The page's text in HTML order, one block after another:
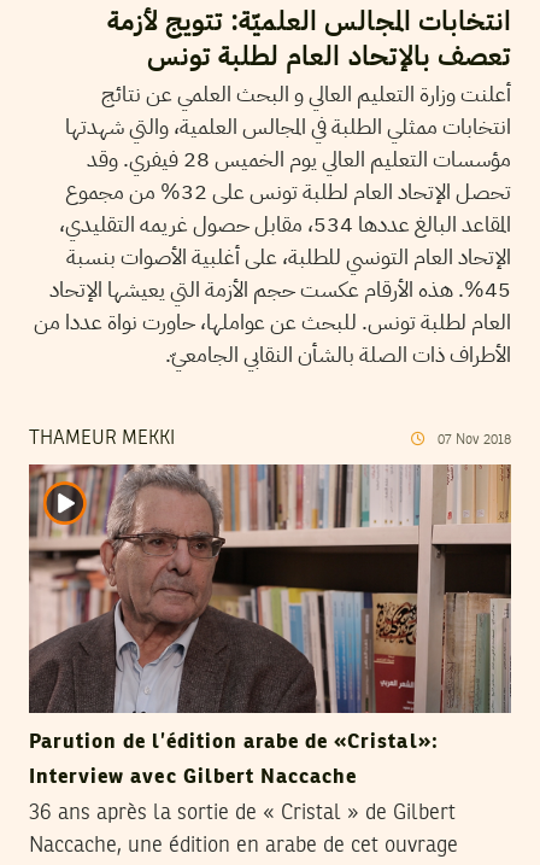
انتخابات المجالس العلميّة: تتويج لأزمة
تعصف بالإتحاد العام لطلبة تونس
أعلنت وزارة التعليم العالي و البحث العلمي عن نتائج
انتخابات ممثلي الطلبة في المجالس العلمية، والتي شهدتها
مؤسسات التعليم العالي يوم الخميس 28 فيفري. وقد
تحصل الإتحاد العام لطلبة تونس على 32% من مجموع
المقاعد البالغ عددها 534، مقابل حصول غريمه التقليدي،
الإتحاد العام التونسي للطلبة، على أغلبية الأصوات بنسبة
45%. هذه الأرقام عكست حجم الأزمة التي يعيشها الإتحاد
العام لطلبة تونس. للبحث عن عواملها، حاورت نواة عددا من
الأطراف ذات الصلة بالشأن النقابي الجامعيّ.
THAMEUR MEKKI 07 Nov 2018
Parution de l’édition arabe de «Cristal»:
Interview avec Gilbert Naccache
36 ans après la sortie de « Cristal » de Gilbert
Naccache, une édition en arabe de cet ouvrage